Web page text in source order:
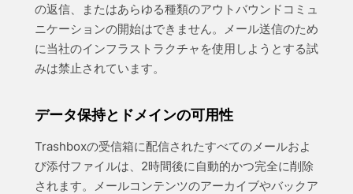
の返信、またはあらゆる種類のアウトバウンドコミュ
ニケーションの開始はできません。メール送信のため
に当社のインフラストラクチャを使用しようとする試
みは禁止されています。
データ保持とドメインの可用性
Trashboxの受信箱に配信されたすべてのメールおよ
び添付ファイルは、2時間後に自動的かつ完全に削除
されます。メールコンテンツのアーカイブやバックア